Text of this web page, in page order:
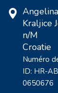
Kraljice
n/M
Croatie
Numéro
ID: HR-
0650676